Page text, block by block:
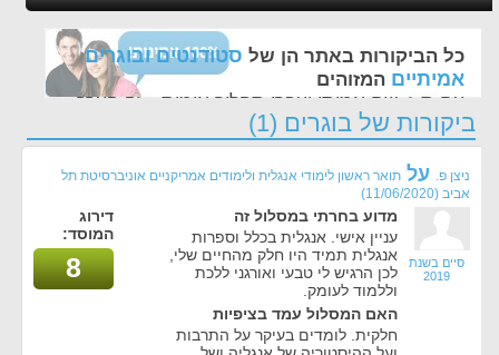
כל הביקורות באתר הן של סטודנטים ובוגרים
אמיתיים המזוהים
עם ת.ז, שם אמיתי ועברו תהליך אימות - זה הערך
החשוב לנו ביותר באתר
ביקורות של בוגרים (1)
ניצן פ. על תואר ראשון לימודי אנגלית ולימודים אמריקניים אוניברסיטת תל
אביב (11/06/2020)
סיים בשנת
2019
מדוע בחרתי במסלול זה
עניין אישי. אנגלית בכלל וספרות
אנגלית תמיד היו חלק מהחיים שלי,
לכן הרגיש לי טבעי ואורגני ללכת
וללמוד לעומק.
האם המסלול עמד בציפיות
חלקית. לומדים בעיקר על התרבות
דירוג
המוסד:
8